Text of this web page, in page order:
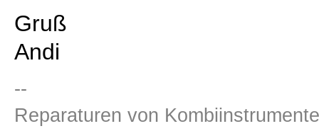
Gruß
Andi
--
Reparaturen von